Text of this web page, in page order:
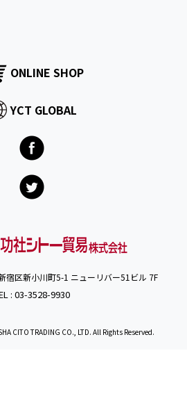
ONLINE SHOP
YCT GLOBAL
区新小川町5-1 ニューリバー51ビル 7F
: 03-3528-9930
CITO TRADING CO., LTD. All Rights Reserved.